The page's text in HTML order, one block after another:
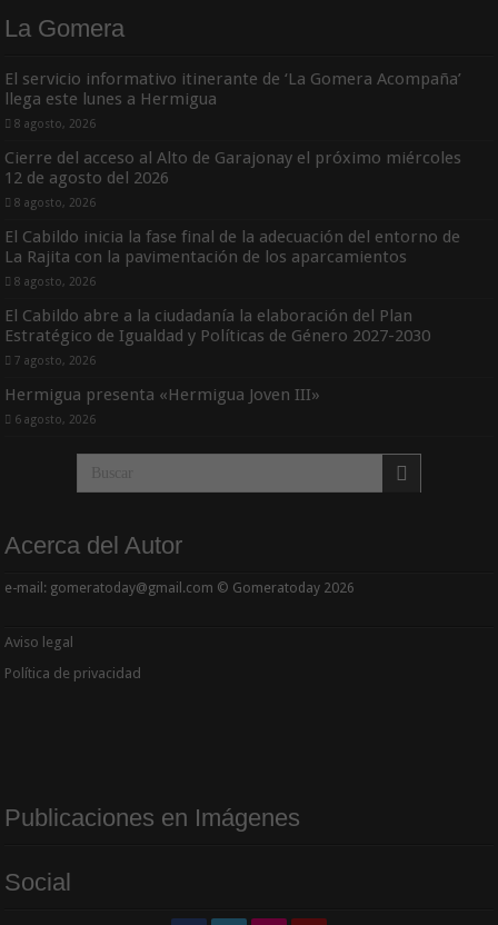
La Gomera
El servicio informativo itinerante de ‘La Gomera Acompaña’
llega este lunes a Hermigua
8 agosto, 2026
Cierre del acceso al Alto de Garajonay el próximo miércoles
12 de agosto del 2026
8 agosto, 2026
El Cabildo inicia la fase final de la adecuación del entorno de
La Rajita con la pavimentación de los aparcamientos
8 agosto, 2026
El Cabildo abre a la ciudadanía la elaboración del Plan
Estratégico de Igualdad y Políticas de Género 2027-2030
7 agosto, 2026
Hermigua presenta «Hermigua Joven III»
6 agosto, 2026
Acerca del Autor
e-mail: gomeratoday@gmail.com © Gomeratoday 2026
Aviso legal
Política de privacidad
Publicaciones en Imágenes
Social